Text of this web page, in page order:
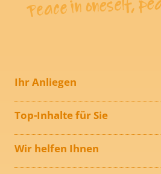
Ihr Anliegen
Top-Inhalte für Sie
Wir helfen Ihnen